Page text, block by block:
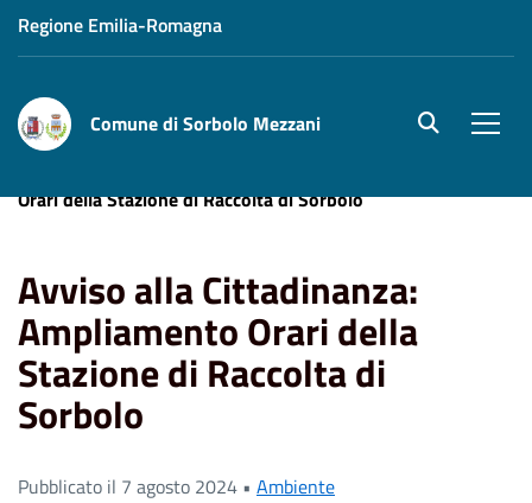
Regione Emilia-Romagna
Comune di Sorbolo Mezzani site.searc
Orari della Stazione di Raccolta di Sorbolo
Avviso alla Cittadinanza:
Ampliamento Orari della
Stazione di Raccolta di
Sorbolo
Pubblicato il 7 agosto 2024 • Ambiente